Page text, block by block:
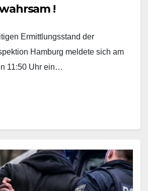
!
Ermittlungsstand der
Hamburg meldete sich am
11:50 Uhr ein…